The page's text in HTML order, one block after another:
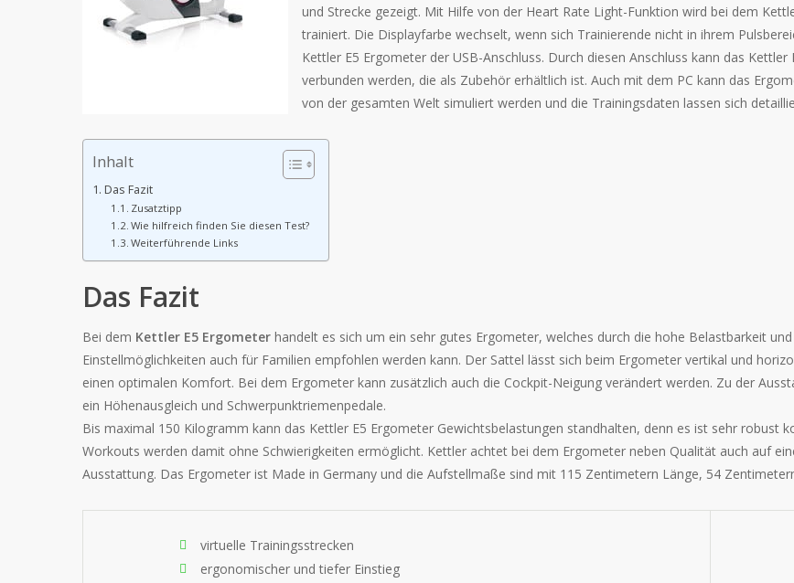
und Strecke gezeigt. Mit Hilfe von der Heart Rate Light-Funktion wird bei dem
trainiert. Die Displayfarbe wechselt, wenn sich Trainierende nicht in ihrem
Kettler E5 Ergometer der USB-Anschluss. Durch diesen Anschluss kann das
verbunden werden, die als Zubehör erhältlich ist. Auch mit dem PC kann das
von der gesamten Welt simuliert werden und die Trainingsdaten lassen sich
Inhalt
Das Fazit
Zusatztipp
Wie hilfreich finden Sie diesen Test?
Weiterführende Links
Das Fazit
Bei dem Kettler E5 Ergometer handelt es sich um ein sehr gutes Ergometer, welches durch die hohe Belastbarkeit
Einstellmöglichkeiten auch für Familien empfohlen werden kann. Der Sattel lässt sich beim Ergometer vertikal und
einen optimalen Komfort. Bei dem Ergometer kann zusätzlich auch die Cockpit-Neigung verändert werden. Zu der
ein Höhenausgleich und Schwerpunktriemenpedale.
Bis maximal 150 Kilogramm kann das Kettler E5 Ergometer Gewichtsbelastungen standhalten, denn es ist sehr robust
Workouts werden damit ohne Schwierigkeiten ermöglicht. Kettler achtet bei dem Ergometer neben Qualität auch auf
Ausstattung. Das Ergometer ist Made in Germany und die Aufstellmaße sind mit 115 Zentimetern Länge, 54
virtuelle Trainingsstrecken
ergonomischer und tiefer Einstieg